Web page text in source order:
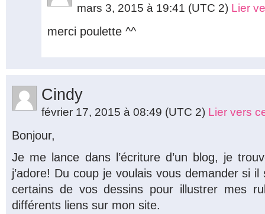
mars 3, 2015 à 19:41 (UTC 2) Lier
merci poulette ^^
Cindy
février 17, 2015 à 08:49 (UTC 2) Lier vers
Bonjour,
Je me lance dans l’écriture d’un blog, je
j’adore! Du coup je voulais vous demander si il
certains de vos dessins pour illustrer mes
différents liens sur mon site.